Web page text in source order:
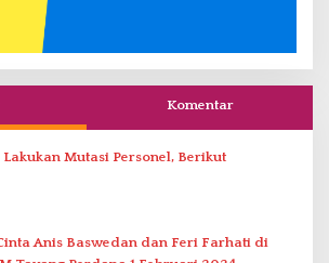
Komentar
Mutasi Personel, Berikut
Anis Baswedan dan Feri Farhati di